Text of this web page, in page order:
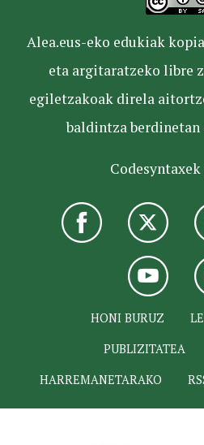
Alea.eus-eko edukiak
eta argitaratzeko libre
egiletzakoak direla
baldintza berdinetan
HONI BURUZ
PUBLIZITATEA
HARREMANETARAKO